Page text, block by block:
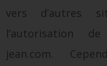
vers d’autres
l’autorisation de
jean.com.